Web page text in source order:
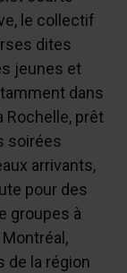
le collectif
dites
jeunes et
dans
Rochelle, prêt
soirées
arrivants,
pour des
groupes à
de la région